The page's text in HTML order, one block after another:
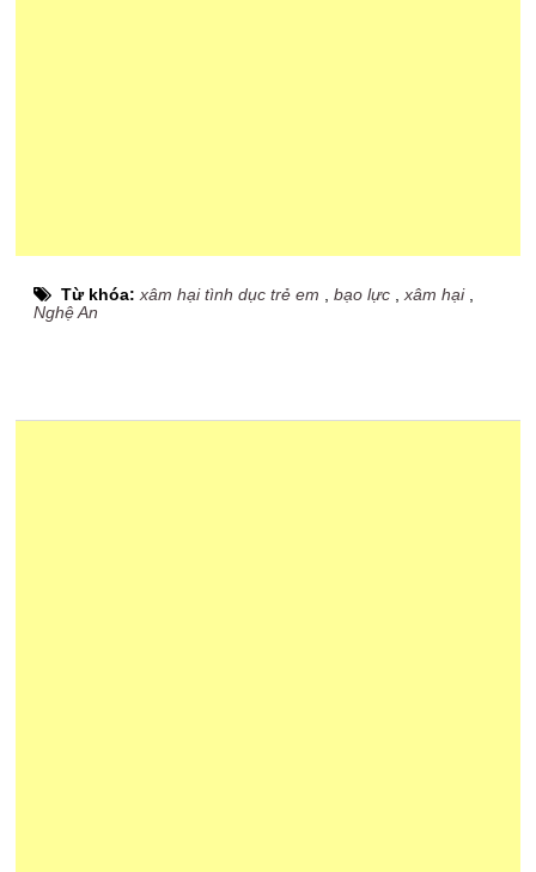
Từ khóa:xâm hại tình dục trẻ em ,bạo lực ,xâm hại,
Nghệ An